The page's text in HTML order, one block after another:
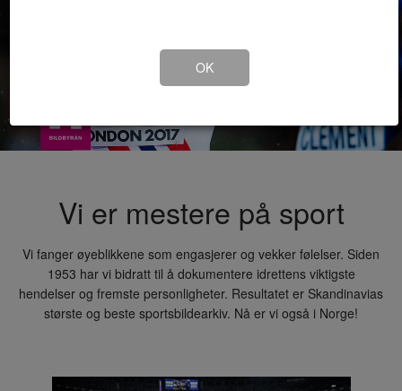
Vi er mestere på sport
Vi fanger øyeblikkene som engasjerer og vekker følelser. Siden
1953 har vi bidratt til å dokumentere idrettens viktigste
hendelser og fremste personligheter. Resultatet er Skandinavias
største og beste sportsbildearkiv. Nå er vi også i Norge!
OK